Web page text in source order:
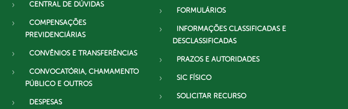
CENTRAL DE DÚVIDAS
COMPENSAÇÕES
PREVIDENCIÁRIAS
CONVÊNIOS E TRANSFERÊNCIAS
CONVOCATÓRIA, CHAMAMENTO
PÚBLICO E OUTROS
DESPESAS
FORMULÁRIOS
INFORMAÇÕES CLASSIFICADAS E
DESCLASSIFICADAS
PRAZOS E AUTORIDADES
SIC FÍSICO
SOLICITAR RECURSO